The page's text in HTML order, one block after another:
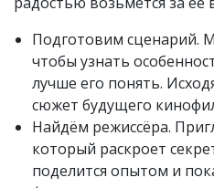
Подготовим сценарий.
чтобы узнать
лучше его понять.
сюжет будущего
Найдём режиссёра.
который раскроет
поделится опытом и